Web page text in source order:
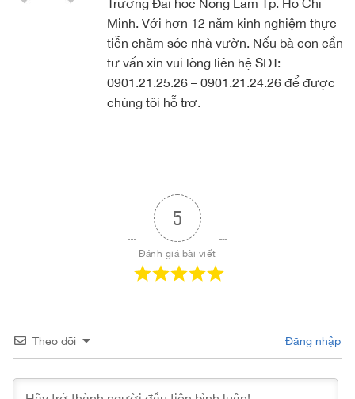
Trường Đại học Nông Lâm Tp. Hồ Chí
Minh. Với hơn 12 năm kinh nghiệm thực
tiễn chăm sóc nhà vườn. Nếu bà con cần
tư vấn xin vui lòng liên hệ SĐT:
0901.21.25.26 – 0901.21.24.26 để được
chúng tôi hỗ trợ.
5
Đánh giá bài viết
Theo dõi Đăng nhập